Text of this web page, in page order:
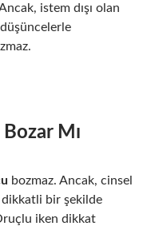
istem dışı olan
Mı
bozmaz. Ancak, cinsel
bir şekilde
iken dikkat